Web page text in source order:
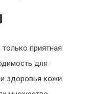
приятная
для
здоровья кожи.